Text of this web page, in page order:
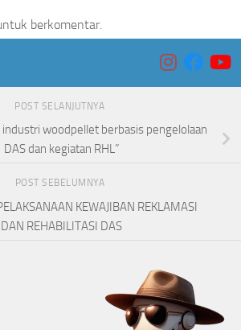
berkomentar.
POST SELANJUTNYA
industri woodpellet berbasis pengelolaan
DAS dan kegiatan RHL”
POST SEBELUMNYA
KEWAJIBAN REKLAMASI
DAN REHABILITASI DAS